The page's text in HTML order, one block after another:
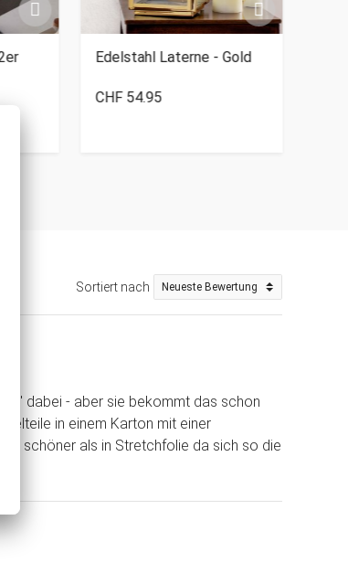
Edelstahl Laterne - Gold
CHF 54.95
Sortiert nach
dabei - aber sie bekommt das schon
in einem Karton mit einer
schöner als in Stretchfolie da sich so die